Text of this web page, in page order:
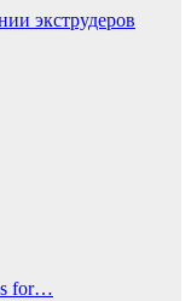
экструдеров
for…